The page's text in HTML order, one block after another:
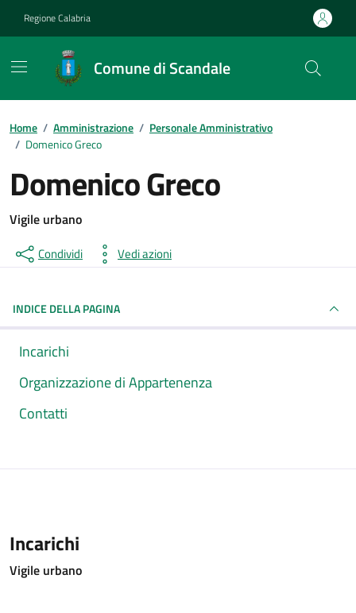
Regione Calabria
Comune di Scandale
Home / Amministrazione / Personale Amministrativo
/ Domenico Greco
Domenico Greco
Vigile urbano
Condividi Vedi azioni
INDICE DELLA PAGINA
Incarichi
Organizzazione di Appartenenza
Contatti
Incarichi
Vigile urbano